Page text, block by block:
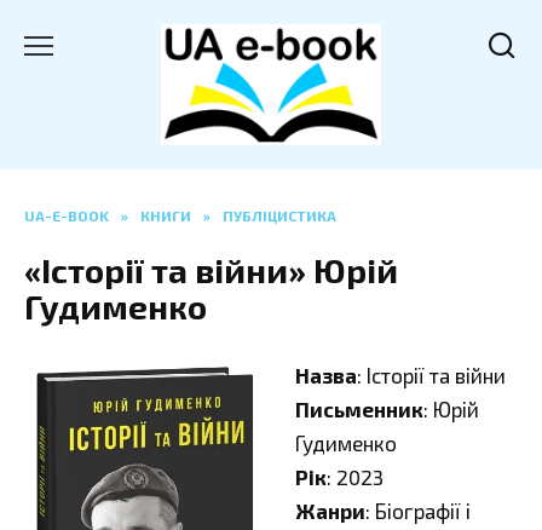
UA-E-BOOK » КНИГИ » ПУБЛІЦИСТИКА
«Історії та війни» Юрій
Гудименко
Назва: Історії та війни
Письменник: Юрій
Гудименко
Рік: 2023
Жанри: Біографії і